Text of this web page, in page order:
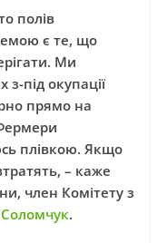
полів
є те, що
Ми
з-під окупації
прямо на
плівкою. Якщо
– каже
член Комітету з
.